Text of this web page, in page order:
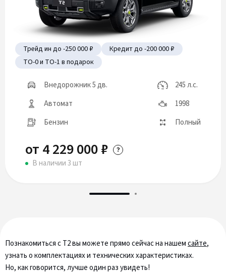
Трейд ин до -250 000 ₽
Кредит до -200 000 ₽
ТО-0 и ТО-1 в подарок
Внедорожник 5 дв.
245 л.с.
Автомат
1998
Бензин
Полный
от 4 229 000 ₽
В наличии 3 шт
Познакомиться с Т2 вы можете прямо сейчас на нашемсайте,
узнать о комплектациях и технических характеристиках.
Но, как говорится, лучше один раз увидеть!